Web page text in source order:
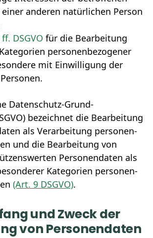
anderen natürlichen Person
DSGVO für die Bear­beitung
personen­bezogener
mit Ein­willigung der
Daten­schutz-Grund­
bezeichnet die Bearbeitung
als Verarbeitung personen­
und die Bearbeitung von
Personen­daten als
Kategorien personen­
(Art. 9 DSGVO).
und Zweck der
von Personen­daten